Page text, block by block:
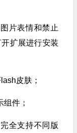
片表情和禁止
扩展进行安装
皮肤；
件；
全支持不同版